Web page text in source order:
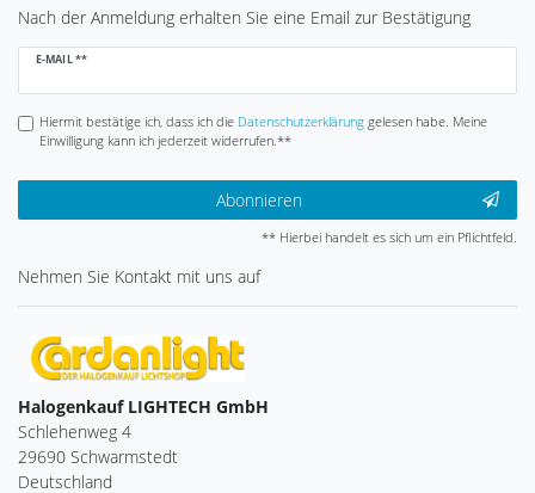
Nach der Anmeldung erhalten Sie eine Email zur Bestätigung
E-MAIL **
Newsletter
Hiermit bestätige ich, dass ich die Daten­schutz­erklärunggelesen habe. Meine
Einwilligung kann ich jederzeit widerrufen.**
Abonnieren
** Hierbei handelt es sich um ein Pflichtfeld.
Nehmen Sie Kontakt mit uns auf
Halogenkauf LIGHTECH GmbH
Schlehenweg 4
29690 Schwarmstedt
Deutschland